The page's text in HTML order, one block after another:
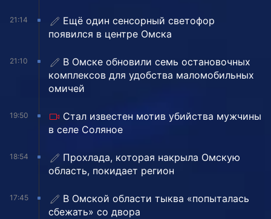
21:14
Ещё один сенсорный светофор
появился в центре Омска
21:10
В Омске обновили семь остановочных
комплексов для удобства маломобильных
омичей
19:50
Стал известен мотив убийства мужчины
в селе Соляное
18:54
Прохлада, которая накрыла Омскую
область, покидает регион
17:45
В Омской области тыква «попыталась
сбежать» со двора